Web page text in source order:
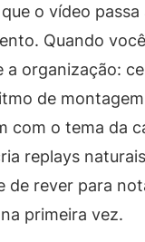
o vídeo
Quando
a organização:
de
com o tema da
replays
de rever para
primeira vez.